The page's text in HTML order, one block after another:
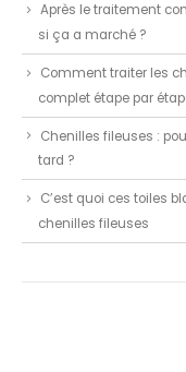
Après le traitement
si ça a marché ?
Comment traiter les
complet étape par
Chenilles fileuses :
tard ?
C’est quoi ces toiles
chenilles fileuses